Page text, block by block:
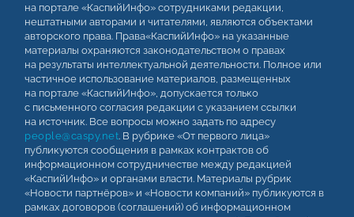
на портале «КаспийИнфо» сотрудниками редакции,
нештатными авторами и читателями, являются объектами
авторского права. Права«КаспийИнфо» на указанные
материалы охраняются законодательством о правах
на результаты интеллектуальной деятельности. Полное или
частичное использование материалов, размещенных
на портале «КаспийИнфо», допускается только
с письменного согласия редакции с указанием ссылки
на источник. Все вопросы можно задать по адресу
people@caspy.net. В рубрике «От первого лица»
публикуются сообщения в рамках контрактов об
информационном сотрудничестве между редакцией
«КаспийИнфо» и органами власти. Материалы рубрик
«Новости партнёров» и «Новости компаний» публикуются в
рамках договоров (соглашений) об информационном